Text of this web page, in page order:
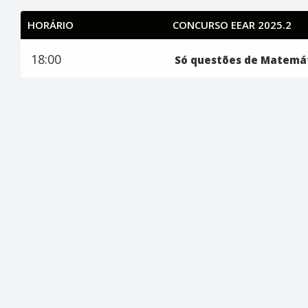
HORÁRIO CONCURSO EEAR 2025.2
18:00 Só questões de